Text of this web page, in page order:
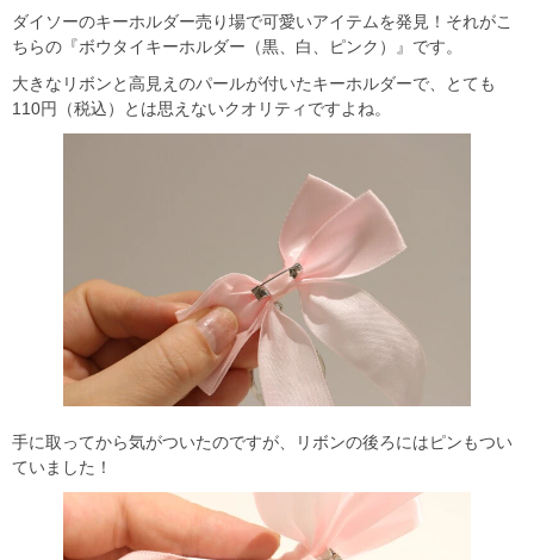
ダイソーのキーホルダー売り場で可愛いアイテムを発見！それがこ
ちらの『ボウタイキーホルダー（黒、白、ピンク）』です。
大きなリボンと高見えのパールが付いたキーホルダーで、とても
110円（税込）とは思えないクオリティですよね。
手に取ってから気がついたのですが、リボンの後ろにはピンもつい
ていました！